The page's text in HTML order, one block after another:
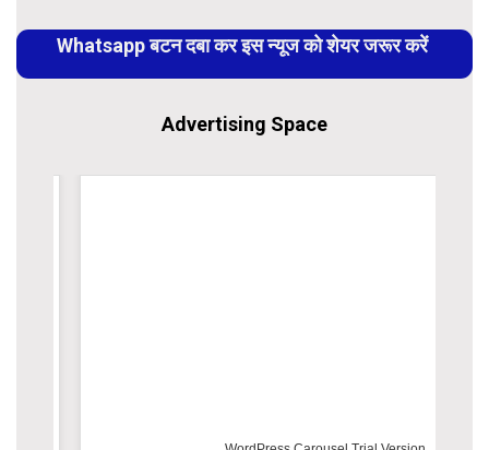
Reading
Whatsapp बटन दबा कर इस न्यूज को शेयर जरूर करें
Advertising Space